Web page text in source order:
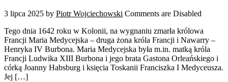
3 lipca 2025 by Piotr Wojciechowski Comments are Disabled
Tego dnia 1642 roku w Kolonii, na wygnaniu zmarła królowa
Francji Maria Medycejska – druga żona króla Francji i Nawarry –
Henryka IV Burbona. Maria Medycejska była m.in. matką króla
Francji Ludwika XIII Burbona i jego brata Gastona Orleańskiego i
córką Joanny Habsburg i księcia Toskanii Franciszka I Medyceusza.
Jej […]